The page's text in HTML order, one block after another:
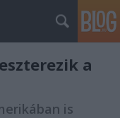
a
is